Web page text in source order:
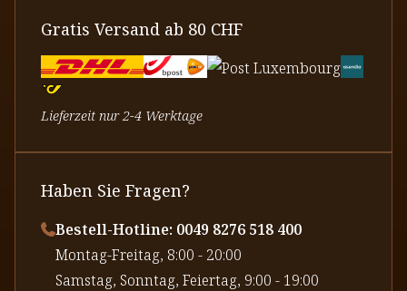
Gratis Versand ab 80 CHF
Lieferzeit nur 2-4 Werktage
Haben Sie Fragen?
Bestell-Hotline: 0049 8276 518 400
⁠Montag-Freitag, 8:00 - 20:00
⁠Samstag, Sonntag, Feiertag, 9:00 - 19:00